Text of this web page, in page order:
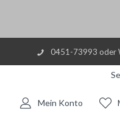
0451-73993 oder
Mein Konto